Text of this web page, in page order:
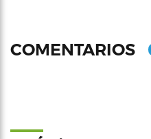
COMENTARIOS